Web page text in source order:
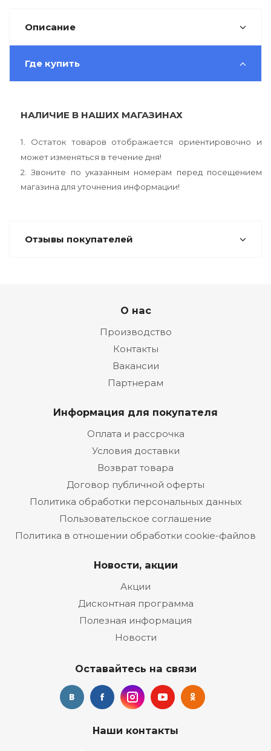
Описание
Где купить
НАЛИЧИЕ В НАШИХ МАГАЗИНАХ
1. Остаток товаров отображается ориентировочно и
может изменяться в течение дня!
2. Звоните по указанным номерам перед посещением
магазина для уточнения информации!
Отзывы покупателей
О нас
Производство
Контакты
Вакансии
Партнерам
Информация для покупателя
Оплата и рассрочка
Условия доставки
Возврат товара
Договор публичной оферты
Политика обработки персональных данных
Пользовательское соглашение
Политика в отношении обработки cookie-файлов
Новости, акции
Акции
Дисконтная программа
Полезная информация
Новости
Оставайтесь на связи
Наши контакты